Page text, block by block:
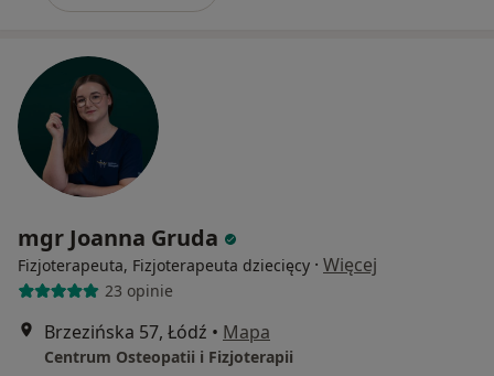
mgr Joanna Gruda
Fizjoterapeuta, Fizjoterapeuta dziecięcy · Więcej
23 opinie
Brzezińska 57, Łódź • Mapa
Centrum Osteopatii i Fizjoterapii